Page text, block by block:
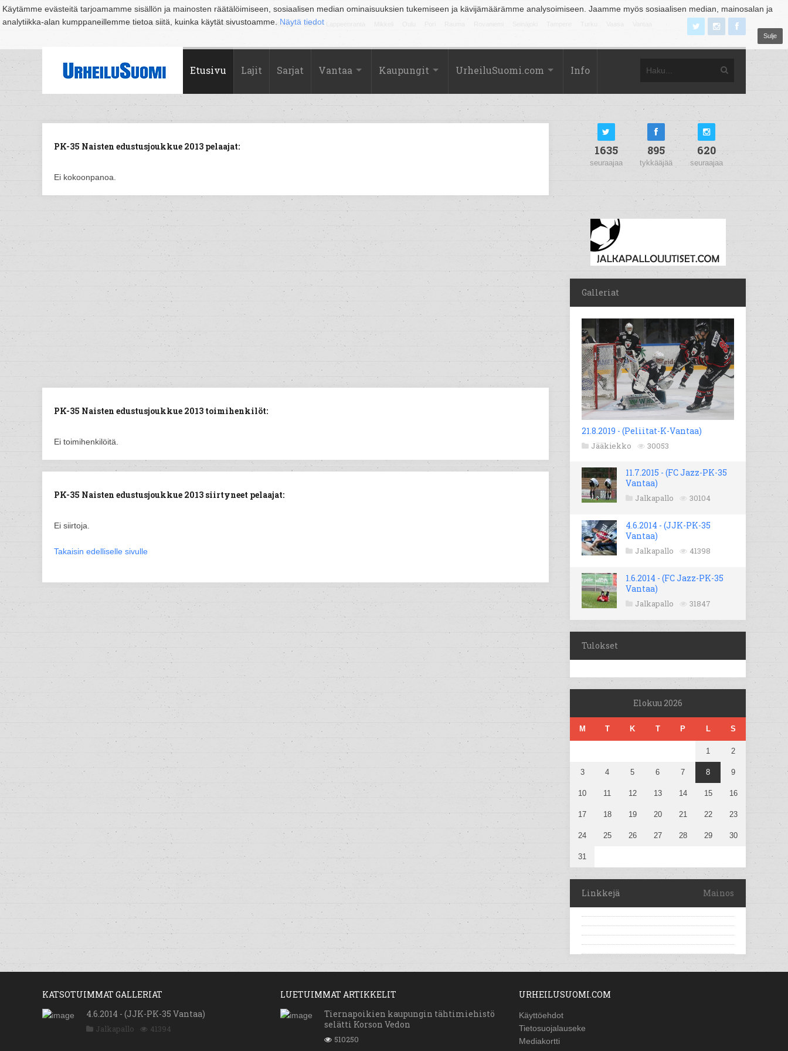
Käytämme evästeitä tarjoamamme sisällön ja mainosten räätälöimiseen, sosiaalisen median ominaisuuksien tukemiseen ja kävijämäärämme analysoimiseen. Jaamme myös sosiaalisen median, mainosalan ja
analytiikka-alan kumppaneillemme tietoa siitä, kuinka käytät sivustoamme. Näytä tiedot
Sulje
Suomi Espoo Helsinki Hämeenlinna Joensuu Jyväskylä Kouvola Kuopio Lahti
Etusivu Lajit Sarjat Vantaa Kaupungit UrheiluSuomi.com Info
PK-35 Naisten edustusjoukkue 2013 pelaajat:
Ei kokoonpanoa.
PK-35 Naisten edustusjoukkue 2013 toimihenkilöt:
Ei toimihenkilöitä.
PK-35 Naisten edustusjoukkue 2013 siirtyneet pelaajat:
Ei siirtoja.
Takaisin edelliselle sivulle
1635
seuraajaa
895
tykkääjää
620
seuraajaa
Galleriat
21.8.2019 - (Peliitat-K-Vantaa)
Jääkiekko 30053
11.7.2015 - (FC Jazz-PK-35
Vantaa)
Jalkapallo 30104
4.6.2014 - (JJK-PK-35
Vantaa)
Jalkapallo 41398
1.6.2014 - (FC Jazz-PK-35
Vantaa)
Jalkapallo 31847
Tulokset
Elokuu 2026
M T K T P L S
1 2
3 4 5 6 7 8 9
10 11 12 13 14 15 16
17 18 19 20 21 22 23
24 25 26 27 28 29 30
31
Linkkejä Mainos
KATSOTUIMMAT GALLERIAT
4.6.2014 - (JJK-PK-35 Vantaa)
Jalkapallo 41394
LUETUIMMAT ARTIKKELIT
Tiernapoikien kaupungin tähtimiehistö
selätti Korson Vedon
510250
URHEILUSUOMI.COM
Käyttöehdot
Tietosuojalauseke
Mediakortti